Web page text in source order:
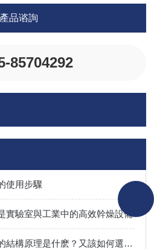
產品谘詢
85704292
使用步驟
實驗室與工業中的高效幹燥設備
內外加熱式真空烘箱的結構原理是什麽？又該如何選用？